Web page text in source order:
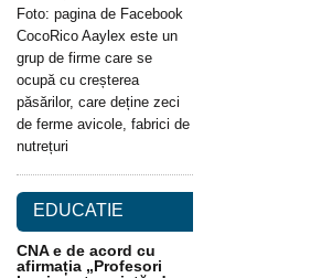
Foto: pagina de Facebook
CocoRico Aaylex este un
grup de firme care se
ocupă cu creșterea
păsărilor, care deține zeci
de ferme avicole, fabrici de
nutrețuri
EDUCATIE
CNA e de acord cu
afirmația „Profesori